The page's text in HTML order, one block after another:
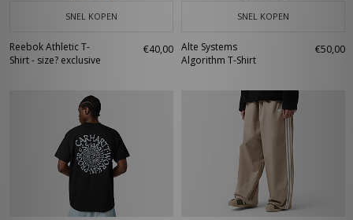
SNEL KOPEN
Reebok Athletic T-
Shirt - size? exclusive
€40,00
SNEL KOPEN
Alte Systems
Algorithm T-Shirt
€50,00